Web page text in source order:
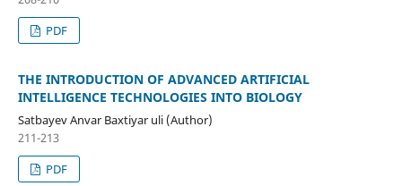
PDF
THE INTRODUCTION OF ADVANCED ARTIFICIAL
INTELLIGENCE TECHNOLOGIES INTO BIOLOGY
Satbayev Anvar Baxtiyar uli (Author)
211-213
PDF